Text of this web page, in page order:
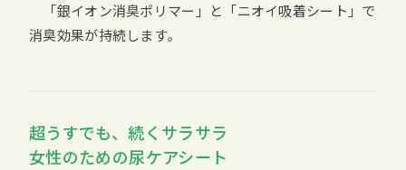
「銀イオン消臭ポリマー」と「ニオイ吸着シート」で
消臭効果が持続します。
超うすでも、続くサラサラ
女性のための尿ケアシート